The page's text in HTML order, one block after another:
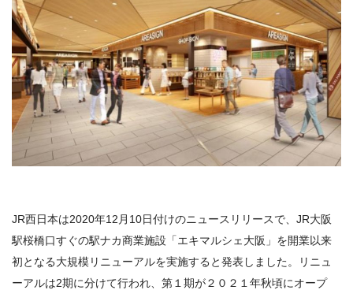
JR西日本は2020年12月10日付けのニュースリリースで、 JR大阪
駅桜橋口すぐの駅ナカ商業施設「エキマルシェ大阪」を開業以来
初となる大規模リニューアルを実施すると発表しました。リニュ
ーアルは2期に分けて行われ、第１期が２０２１年秋頃にオープ